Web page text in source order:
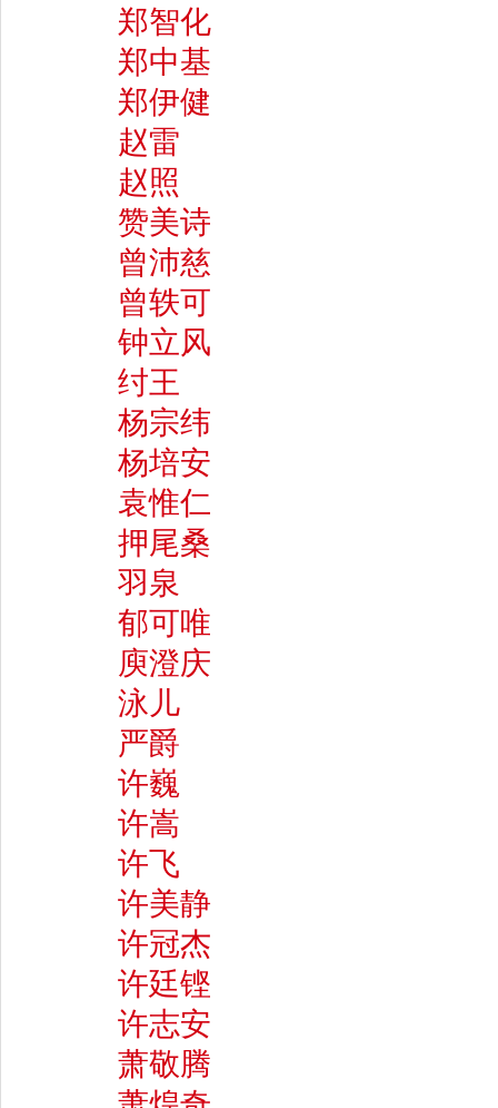
郑智化
郑中基
郑伊健
赵雷
赵照
赞美诗
曾沛慈
曾轶可
钟立风
纣王
杨宗纬
杨培安
袁惟仁
押尾桑
羽泉
郁可唯
庾澄庆
泳儿
严爵
许巍
许嵩
许飞
许美静
许冠杰
许廷铿
许志安
萧敬腾